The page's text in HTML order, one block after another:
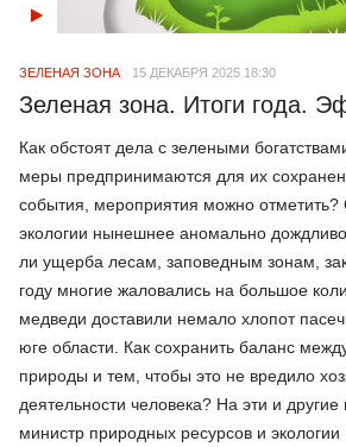
ЗЕЛЕНАЯ ЗОНА 15 ДЕКАБРЯ 2025 18:30
Зеленая зона. Итоги года.
Как обстоят дела с зелеными
меры предпринимаются для их
события, мероприятия можно отметить?
экологии нынешнее аномально
ли ущерба лесам, заповедным зонам,
году многие жаловались на большое
медведи доставили немало хлопот
юге области. Как сохранить баланс
природы и тем, чтобы это не вредило
деятельности человека? На эти и другие
министр природных ресурсов и экологии